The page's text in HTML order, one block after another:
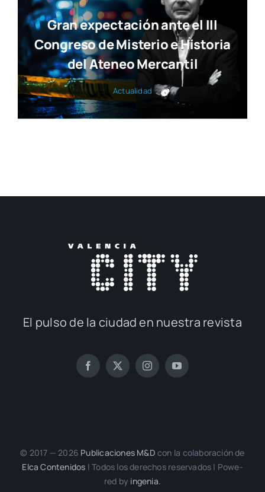
Gran expectación ante el III
Congreso de Misterio e Historia
del Ateneo Mercantil
Actua­li­dad
El pul­so de la ciu­dad en nues­tra revis­ta
© 2017 — 2026 Publi­ca­cio­nes M&D con la cola­bo­ra­ción de
Elca Con­te­ni­dos | Todos los dere­chos reser­va­dos | Powe­
red by inge­nia.